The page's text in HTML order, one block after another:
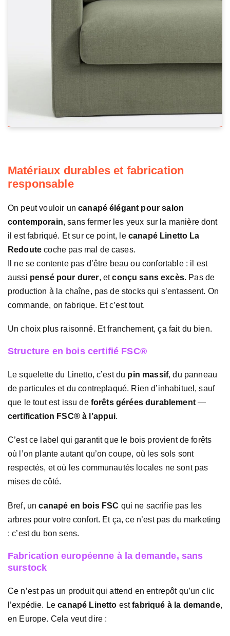
Matériaux durables et fabrication
responsable
On peut vouloir uncanapé élégant pour salon
contemporain, sans fermer les yeux sur la manière dont
il est fabriqué. Et sur ce point, le canapé Linetto La
Redoute coche pas mal de cases.
Il ne se contente pas d’être beau ou confortable : il est
aussi pensé pour durer, etconçu sans excès. Pas de
production à la chaîne, pas de stocks qui s’entassent. On
commande, on fabrique. Et c’est tout.
Un choix plus raisonné. Et franchement, ça fait du bien.
Structure en bois certifié FSC®
Le squelette du Linetto, c’est du pin massif, du panneau
de particules et du contreplaqué. Rien d’inhabituel, sauf
que le tout est issu de forêts gérées durablement—
certification FSC® à l’appui.
C’est ce label qui garantit que le bois provient de forêts
où l’on plante autant qu’on coupe, où les sols sont
respectés, et où les communautés locales ne sont pas
mises de côté.
Bref, uncanapé en bois FSC qui ne sacrifie pas les
arbres pour votre confort. Et ça, ce n’est pas du marketing
: c’est du bon sens.
Fabrication européenne à la demande, sans
surstock
Ce n’est pas un produit qui attend en entrepôt qu’un clic
l’expédie. Lecanapé Linetto estfabriqué à la demande,
en Europe. Cela veut dire :